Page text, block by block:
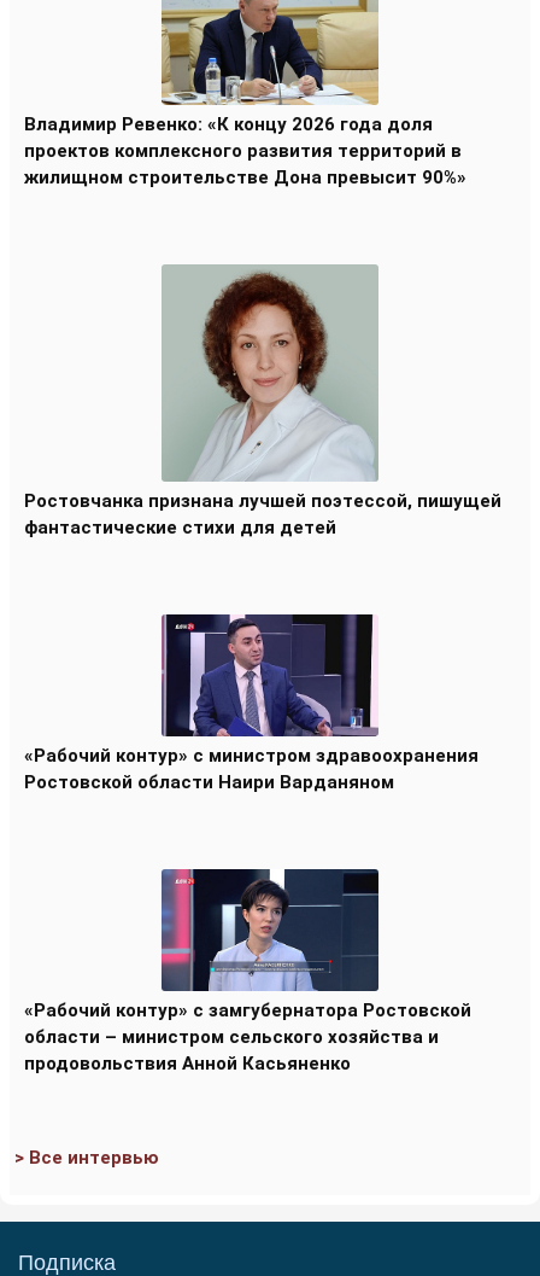
Владимир Ревенко: «К концу 2026 года доля
проектов комплексного развития территорий в
жилищном строительстве Дона превысит 90%»
Ростовчанка признана лучшей поэтессой, пишущей
фантастические стихи для детей
«Рабочий контур» с министром здравоохранения
Ростовской области Наири Варданяном
«Рабочий контур» с замгубернатора Ростовской
области – министром сельского хозяйства и
продовольствия Анной Касьяненко
> Все интервью
Подписка